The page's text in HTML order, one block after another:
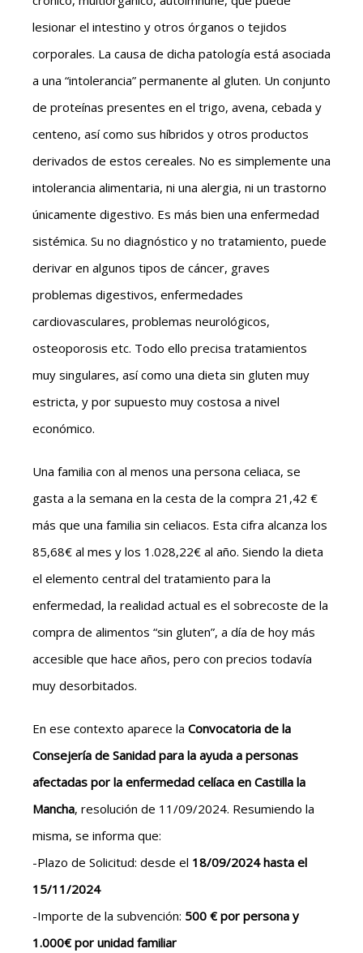
lesionar el intestino y otros órganos o tejidos
corporales. La causa de dicha patología está asociada
a una “intolerancia” permanente al gluten. Un conjunto
de proteínas presentes en el trigo, avena, cebada y
centeno, así como sus híbridos y otros productos
derivados de estos cereales. No es simplemente una
intolerancia alimentaria, ni una alergia, ni un trastorno
únicamente digestivo. Es más bien una enfermedad
sistémica. Su no diagnóstico y no tratamiento, puede
derivar en algunos tipos de cáncer, graves
problemas digestivos, enfermedades
cardiovasculares, problemas neurológicos,
osteoporosis etc. Todo ello precisa tratamientos
muy singulares, así como una dieta sin gluten muy
estricta, y por supuesto muy costosa a nivel
económico.
Una familia con al menos una persona celiaca, se
gasta a la semana en la cesta de la compra 21,42 €
más que una familia sin celiacos. Esta cifra alcanza los
85,68€ al mes y los 1.028,22€ al año. Siendo la dieta
el elemento central del tratamiento para la
enfermedad, la realidad actual es el sobrecoste de la
compra de alimentos “sin gluten”, a día de hoy más
accesible que hace años, pero con precios todavía
muy desorbitados.
En ese contexto aparece la Convocatoria de la
Consejería de Sanidad para la ayuda a personas
afectadas por la enfermedad celíaca en Castilla la
Mancha, resolución de 11/09/2024. Resumiendo la
misma, se informa que:
-Plazo de Solicitud: desde el 18/09/2024 hasta el
15/11/2024
-Importe de la subvención: 500 € por persona y
1.000€ por unidad familiar